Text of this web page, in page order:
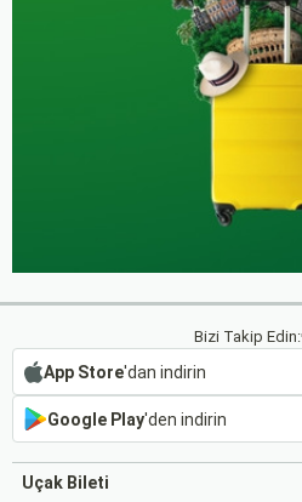
Bizi Takip Edin:
App Store'dan indirin
Google Play'den indirin
Uçak Bileti